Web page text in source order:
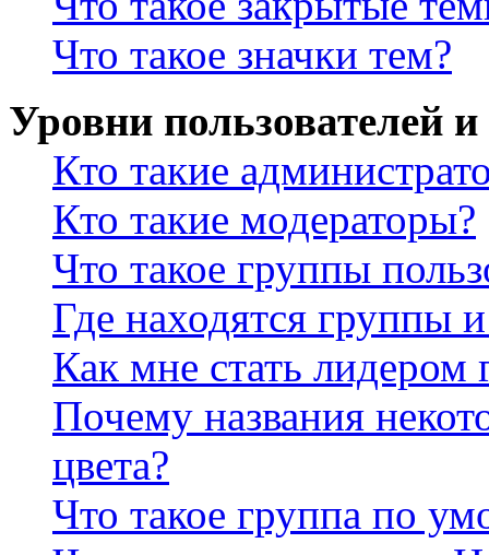
Что такое значки тем?
Уровни пользователей
Кто такие
Кто такие модераторы?
Что такое группы
Где находятся группы
Как мне стать лидером
Почему названия
цвета?
Что такое группа по